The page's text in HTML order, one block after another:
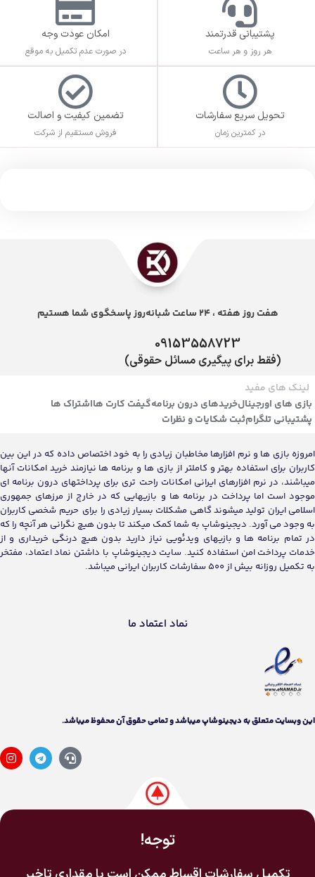
پشتیبانی قدرتمند
هر روز و هر ساعت
امکان عودت وجه
در صورت عدم تکمیل به موقع
تحویل سریع سفارشات
در کمترین زمان
تضمین کیفیت و اصالت
فروش مستقیم از شرکت
هفت روز هفته ، 24 ساعت شبانه‌روز پاسخگوی شما هستیم
09153558723
(فقط برای پیگیری مسائل حقوقی)
لینک های مفید
بازی های اورجینالخریدهای درون برنامهگیفت کارت هااشتراک ها
پشتیبانی تلگرامثبت شکایات و نظرات
امروزه بازی ها و نرم افزارها مخاطبان زیادی را به خود اختصاص داده که در این بین
کاربران برای استفاده بهتر و کاملتر از بازی ها و برنامه ها نیازمند خرید امکانات آنها
میباشند، در نرم افزارهای ایرانی امکانات راحت تری برای پرداختهای درون برنامه ای
موجود است اما پرداخت در برنامه ها و بازیهایی که در خارج از مرزهای جمهوری
اسلامی ایران تولید میشوند گاهی مشکلات بسیار زیادی را برای حریم شخصی کاربران
به وجود می آورد. دیجینوشاپ به شما کمک میکند تا بدون هیچ نگرانی هر آنچه را که
در تمام برنامه ها و بازیهای ویدئویی نیاز دارید بدون هیچ درنگی خریداری و از
خدمات پرداخت امن استفاده کنید. سایت دیجینوشاپ با داشتن نماد اعتماد، مفتخر
به تکمیل روزانه بیش از 500 سفارشات کاربران ایرانی میباشد.
نماد اعتماد ما
اين وبسايت متعلق به دیجینوشاپ ميباشد و تمامی حقوق آن محفوظ ميباشد.
توجه!